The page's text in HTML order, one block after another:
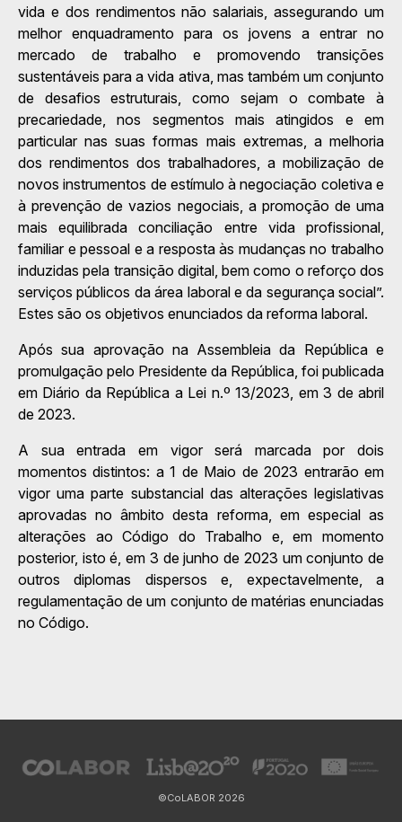
vida e dos rendimentos não salariais, assegurando um
melhor enquadramento para os jovens a entrar no
mercado de trabalho e promovendo transições
sustentáveis para a vida ativa, mas também um conjunto
de desafios estruturais, como sejam o combate à
precariedade, nos segmentos mais atingidos e em
particular nas suas formas mais extremas, a melhoria
dos rendimentos dos trabalhadores, a mobilização de
novos instrumentos de estímulo à negociação coletiva e
à prevenção de vazios negociais, a promoção de uma
mais equilibrada conciliação entre vida profissional,
familiar e pessoal e a resposta às mudanças no trabalho
induzidas pela transição digital, bem como o reforço dos
serviços públicos da área laboral e da segurança social”.
Estes são os objetivos enunciados da reforma laboral.
Após sua aprovação na Assembleia da República e
promulgação pelo Presidente da República, foi publicada
em Diário da República a Lei n.º 13/2023, em 3 de abril
de 2023.
A sua entrada em vigor será marcada por dois
momentos distintos: a 1 de Maio de 2023 entrarão em
vigor uma parte substancial das alterações legislativas
aprovadas no âmbito desta reforma, em especial as
alterações ao Código do Trabalho e, em momento
posterior, isto é, em 3 de junho de 2023 um conjunto de
outros diplomas dispersos e, expectavelmente, a
regulamentação de um conjunto de matérias enunciadas
no Código.
©CoLABOR 2026